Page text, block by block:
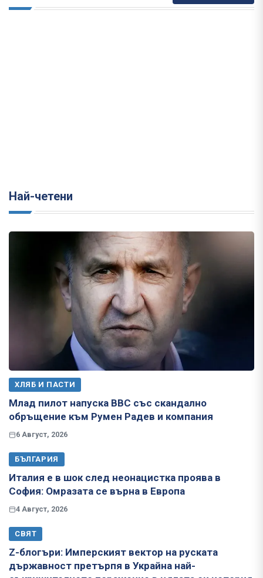
Най-четени
ХЛЯБ И ПАСТИ
Млад пилот напуска ВВС със скандално
обръщение към Румен Радев и компания
6 Август, 2026
БЪЛГАРИЯ
Италия е в шок след неонацистка проява в
София: Омразата се върна в Европа
4 Август, 2026
СВЯТ
Z-блогъри: Имперският вектор на руската
държавност претърпя в Украйна най-